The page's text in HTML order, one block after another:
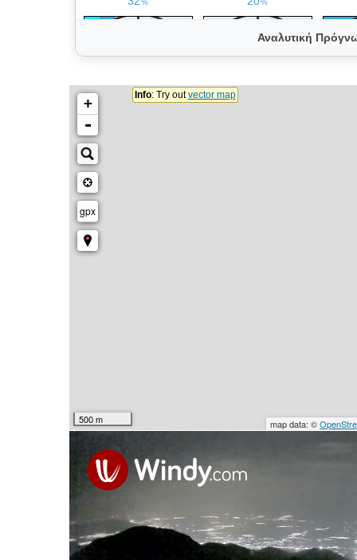
Αναλυτική